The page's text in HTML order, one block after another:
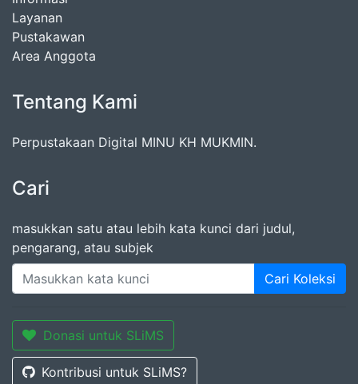
Layanan
Pustakawan
Area Anggota
Tentang Kami
Perpustakaan Digital MINU KH MUKMIN.
Cari
masukkan satu atau lebih kata kunci dari judul,
pengarang, atau subjek
Cari Koleksi
Donasi untuk SLiMS
Kontribusi untuk SLiMS?